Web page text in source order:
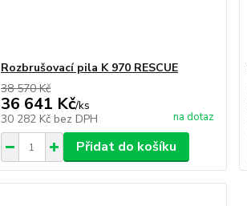
Rozbrušovací pila K 970 RESCUE
38 570 Kč
36 641 Kč/ks
30 282 Kč bez DPH na dotaz
Přidat do košíku